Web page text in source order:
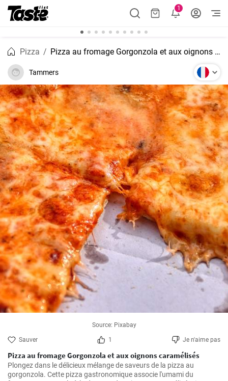
1
Pizza Pizza au fromage Gorgonzola et aux oignons caramélisés
Tammers
Source: Pixabay
Sauver 1 Je n'aime pas
Pizza au fromage Gorgonzola et aux oignons caramélisés
Plongez dans le délicieux mélange de saveurs de la pizza au
gorgonzola. Cette pizza gastronomique associe l'umami du